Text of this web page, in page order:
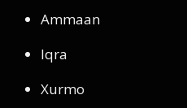
Ammaan
Iqra
Xurmo